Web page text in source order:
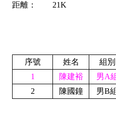
距離：
21K
序號 姓名
組別
1
陳建裕
男A
2
陳國鐘 男B